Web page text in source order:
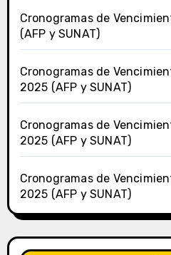
Cronogramas de
(AFP y SUNAT)
Cronogramas de
2025 (AFP y SUNAT)
Cronogramas de
2025 (AFP y SUNAT)
Cronogramas de
2025 (AFP y SUNAT)